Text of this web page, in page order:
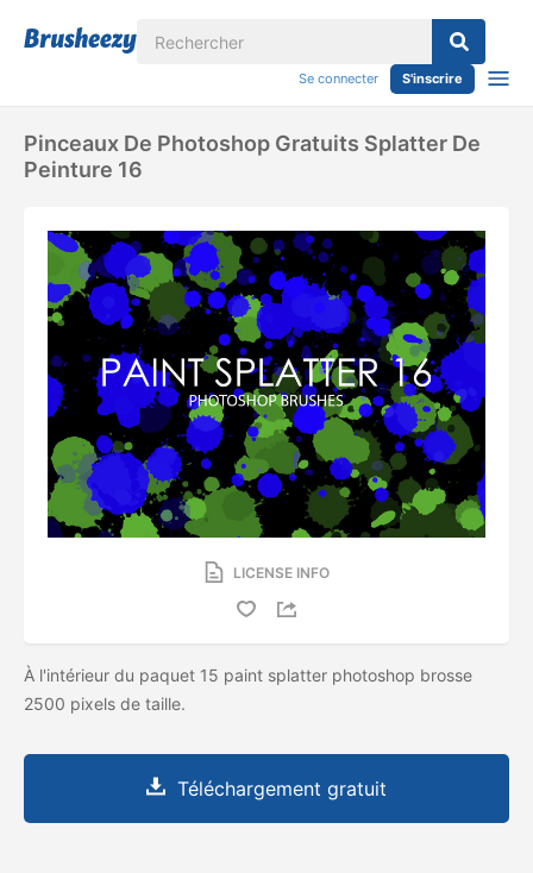
Se connecter S'inscrire
Pinceaux De Photoshop Gratuits Splatter De
Peinture 16
LICENSE INFO
À l'intérieur du paquet 15 paint splatter photoshop brosse
2500 pixels de taille.
Téléchargement gratuit